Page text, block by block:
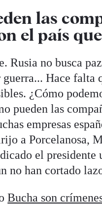
las
el país
Rusia no busca
Hace falta
¿Cómo
pueden las
empresas
a Porcelanosa,
el presidente
no han cortado
Bucha son